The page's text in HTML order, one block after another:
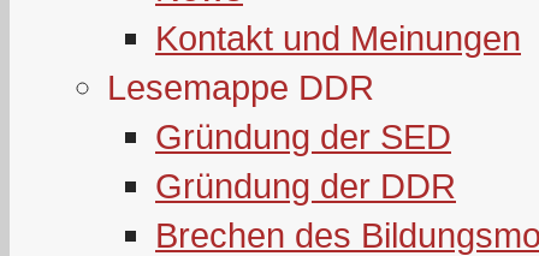
Kontakt und Meinungen
Lesemappe DDR
Gründung der SED
Gründung der DDR
Brechen des